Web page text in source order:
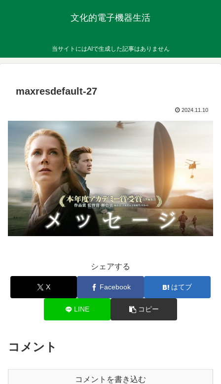
文化的電子機器生活
当サイトにはAIで生成した記事はありません
maxresdefault-27
2024.11.10
シェアする
X Facebook はてブ
LINE コピー
コメント
コメントを書き込む